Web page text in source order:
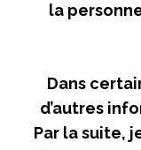
la
Dans
d’autres
Par la suite,